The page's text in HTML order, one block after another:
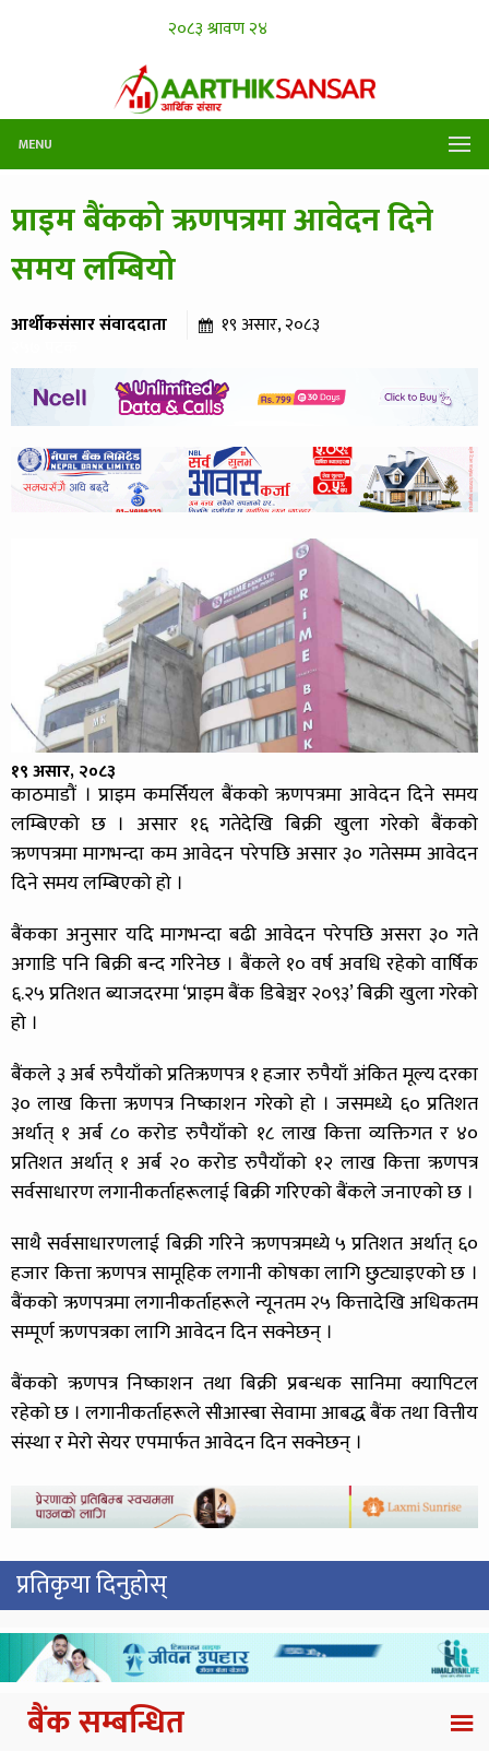
MENU
प्राइम बैंकको ऋणपत्रमा आवेदन दिने
समय लम्बियो
आर्थीकसंसार संवाददाता १९ असार, २०८३
१९ असार, २०८३
काठमाडौं । प्राइम कमर्सियल बैंकको ऋणपत्रमा आवेदन दिने समय
लम्बिएको छ । असार १६ गतेदेखि बिक्री खुला गरेको बैंकको
ऋणपत्रमा मागभन्दा कम आवेदन परेपछि असार ३० गतेसम्म आवेदन
दिने समय लम्बिएको हो ।
बैंकका अनुसार यदि मागभन्दा बढी आवेदन परेपछि असरा ३० गते
अगाडि पनि बिक्री बन्द गरिनेछ । बैंकले १० वर्ष अवधि रहेको वार्षिक
६.२५ प्रतिशत ब्याजदरमा ‘प्राइम बैंक डिबेञ्चर २०९३’ बिक्री खुला गरेको
हो ।
बैंकले ३ अर्ब रुपैयाँको प्रतिऋणपत्र १ हजार रुपैयाँ अंकित मूल्य दरका
३० लाख कित्ता ऋणपत्र निष्काशन गरेको हो । जसमध्ये ६० प्रतिशत
अर्थात् १ अर्ब ८० करोड रुपैयाँको १८ लाख कित्ता व्यक्तिगत र ४०
प्रतिशत अर्थात् १ अर्ब २० करोड रुपैयाँको १२ लाख कित्ता ऋणपत्र
सर्वसाधारण लगानीकर्ताहरूलाई बिक्री गरिएको बैंकले जनाएको छ ।
साथै सर्वसाधारणलाई बिक्री गरिने ऋणपत्रमध्ये ५ प्रतिशत अर्थात् ६०
हजार कित्ता ऋणपत्र सामूहिक लगानी कोषका लागि छुट्याइएको छ ।
बैंकको ऋणपत्रमा लगानीकर्ताहरूले न्यूनतम २५ कित्तादेखि अधिकतम
सम्पूर्ण ऋणपत्रका लागि आवेदन दिन सक्नेछन् ।
बैंकको ऋणपत्र निष्काशन तथा बिक्री प्रबन्धक सानिमा क्यापिटल
रहेको छ । लगानीकर्ताहरूले सीआस्बा सेवामा आबद्ध बैंक तथा वित्तीय
संस्था र मेरो सेयर एपमार्फत आवेदन दिन सक्नेछन् ।
प्रतिकृया दिनुहोस्
बैंक सम्बन्धित